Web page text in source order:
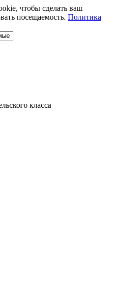
чтобы сделать ваш
посещаемость. Политика
класса